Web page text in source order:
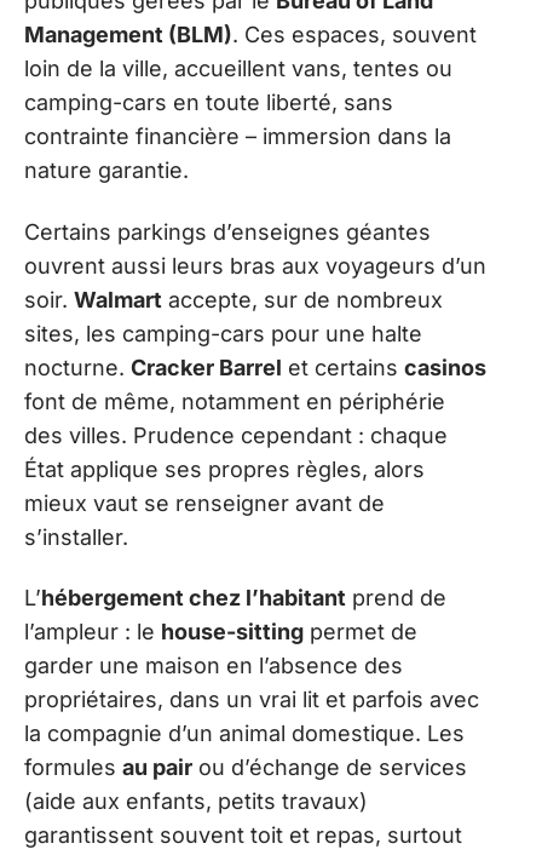
Management (BLM). Ces espaces, souvent
loin de la ville, accueillent vans, tentes ou
camping-cars en toute liberté, sans
contrainte financière – immersion dans la
nature garantie.
Certains parkings d’enseignes géantes
ouvrent aussi leurs bras aux voyageurs d’un
soir. Walmart accepte, sur de nombreux
sites, les camping-cars pour une halte
nocturne. Cracker Barrel et certains casinos
font de même, notamment en périphérie
des villes. Prudence cependant : chaque
État applique ses propres règles, alors
mieux vaut se renseigner avant de
s’installer.
L’hébergement chez l’habitant prend de
l’ampleur : le house-sitting permet de
garder une maison en l’absence des
propriétaires, dans un vrai lit et parfois avec
la compagnie d’un animal domestique. Les
formules au pair ou d’échange de services
(aide aux enfants, petits travaux)
garantissent souvent toit et repas, surtout